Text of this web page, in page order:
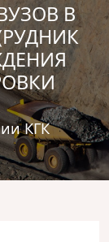
В
КГК